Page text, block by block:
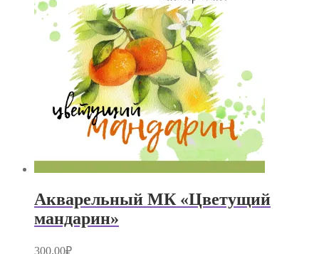
Акварельный МК «Цветущий
мандарин»
300.00₽